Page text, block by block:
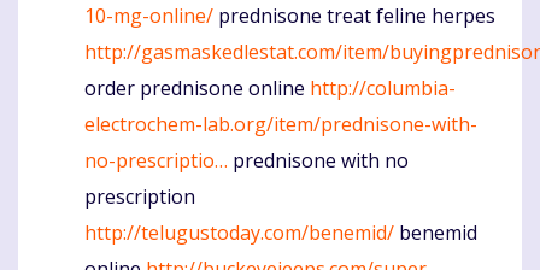
10-mg-online/ prednisone treat feline herpes
http://gasmaskedlestat.com/item/
order prednisone online http://columbia-
electrochem-lab.org/item/prednisone-with-
no-prescriptio… prednisone with no
prescription
http://telugustoday.com/benemid/ benemid